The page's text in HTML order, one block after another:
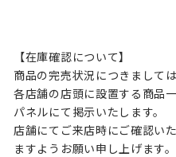
【在庫確認について】
商品の完売状況につきましては
各店舗の店頭に設置する商品
パネルにて掲⽰いたします。
店舗にてご来店時にご確認い
ますようお願い申し上げます。